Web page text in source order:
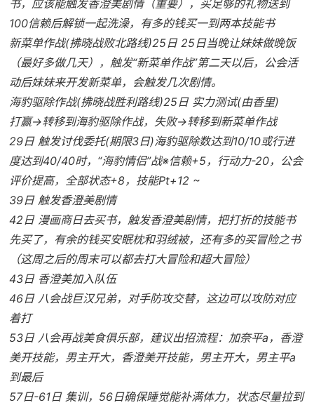
书，应该能触发香澄美剧情（重要），买足够的礼物送到
100信赖后解锁一起洗澡，有多的钱买一到两本技能书
新菜单作战(拂晓战败北路线)25日 25日当晚让妹妹做晚饭
（最好多做几天），触发“新菜单作战”第二天以后，公会活
动后妹妹来开发新菜单，会触发几次剧情。
海豹驱除作战(拂晓战胜利路线)25日 实力测试(由香里)
打赢→转移到海豹驱除作战，失败→转移到新菜单作战
29日 触发讨伐委托(期限3日)海豹驱除数达到10/10或行进
度达到40/40时，“海豹情侣”战※信赖+5，行动力-20，公会
评价提高，全部状态+8，技能Pt+12 ~
39日 触发香澄美剧情
42日 漫画商日去买书，触发香澄美剧情，把打折的技能书
先买了，有余的钱买安眠枕和羽绒被，还有多的买冒险之书
（这周之后的周末可以都去打大冒险和超大冒险）
43日 香澄美加入队伍
46日 八会战巨汉兄弟，对手防攻交替，这边可以攻防对应
着打
53日 八会再战美食俱乐部，建议出招流程：加奈平a，香澄
美开技能，男主开大，香澄美开技能，男主开大，男主平a
到最后
57日-61日 集训，56日确保睡觉能补满体力，状态尽量拉到